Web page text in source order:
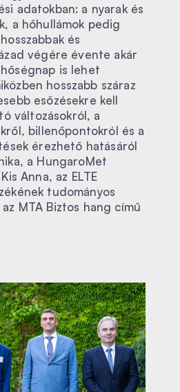
adatokban: a nyarak és
a hőhullámok pedig
és
végére évente akár
is lehet
hosszabb száraz
esőzésekre kell
változásokról, a
billenőpontokról és a
érezhető hatásáról
a HungaroMet
Anna, az ELTE
tudományos
MTA Biztos hang című